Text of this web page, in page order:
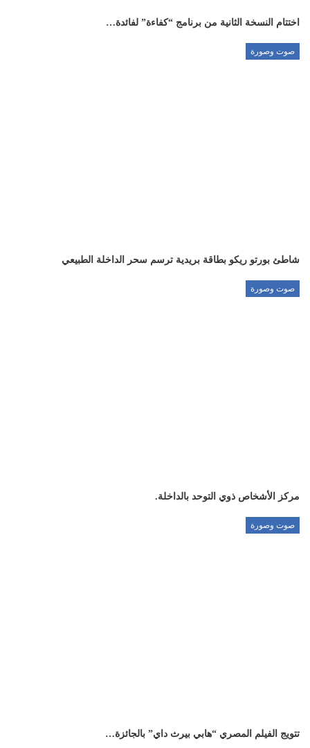
اختتام النسخة الثانية من برنامج “كفاءة” لفائدة…
صوت وصورة
شاطئ بورتو ريكو بطاقة بريدية ترسم سحر الداخلة الطبيعي
صوت وصورة
مركز الأشخاص ذوي التوحد بالداخلة.
صوت وصورة
تتويج الفيلم المصري “هابي بيرث داي” بالجائزة…